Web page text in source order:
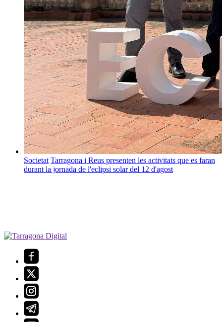
Societat Tarragona i Reus presenten les activitats que es faran
durant la jornada de l'eclipsi solar del 12 d'agost